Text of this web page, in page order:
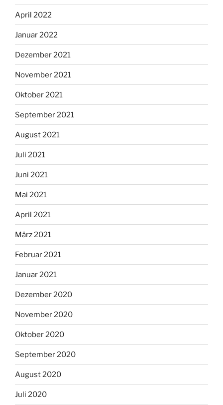
April 2022
Januar 2022
Dezember 2021
November 2021
Oktober 2021
September 2021
August 2021
Juli 2021
Juni 2021
Mai 2021
April 2021
März 2021
Februar 2021
Januar 2021
Dezember 2020
November 2020
Oktober 2020
September 2020
August 2020
Juli 2020